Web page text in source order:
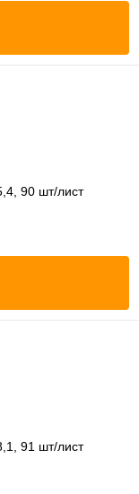
90 шт/лист
91 шт/лист